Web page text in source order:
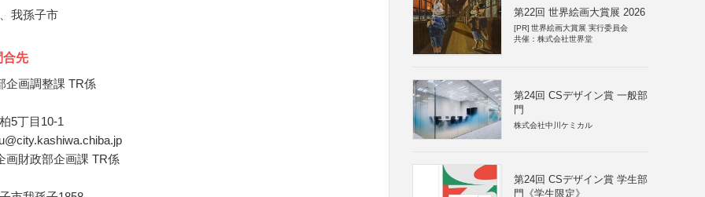
我孫子市
合先
企画調整課 TR係
5丁目10-1
画財政部企画課 TR係
第22回 世界絵画大賞展 2026
[PR] 世界絵画大賞展 実行委員会
共催：株式会社世界堂
第24回 CSデザイン賞 一般部
門
株式会社中川ケミカル
第24回 CSデザイン賞 学生部
門《学生限定》